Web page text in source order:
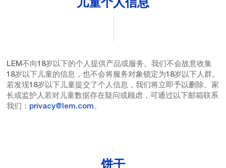
儿童个人信息
LEM不向18岁以下的个人提供产品或服务。我们不会故意收集
18岁以下儿童的信息，也不会将服务对象锁定为18岁以下人群。
若发现18岁以下儿童提交了个人信息，我们将立即予以删除。家
长或监护人若对儿童数据存在疑问或顾虑，可通过以下邮箱联系
我们： privacy@lem.com。
饼干